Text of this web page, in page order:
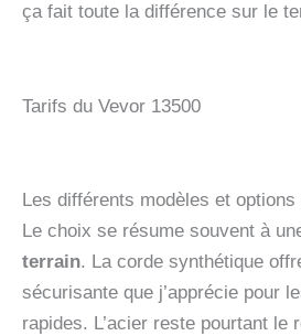
ça fait toute la différence sur le
Tarifs du Vevor 13500
Les différents modèles et options
Le choix se résume souvent à
terrain. La corde synthétique
sécurisante que j’apprécie pour
rapides. L’acier reste pourtant le